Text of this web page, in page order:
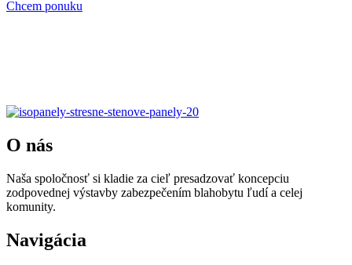
Chcem ponuku
O nás
Naša spoločnosť si kladie za cieľ presadzovať koncepciu
zodpovednej výstavby zabezpečením blahobytu ľudí a celej
komunity.
Navigácia